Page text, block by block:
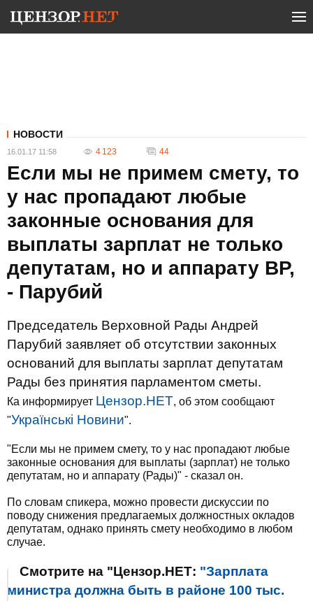
НОВОСТИ
16.01.17 11:58 4 123 44
Если мы не примем смету, то
у нас пропадают любые
законные основания для
выплаты зарплат не только
депутатам, но и аппарату ВР,
- Парубий
Председатель Верховной Рады Андрей
Парубий заявляет об отсутствии законных
оснований для выплаты зарплат депутатам
Рады без принятия парламентом сметы.
Ка информирует Цензор.НЕТ, об этом сообщают
"Українські Новини".
"Если мы не примем смету, то у нас пропадают любые
законные основания для выплаты (зарплат) не только
депутатам, но и аппарату (Рады)" - сказал он.
По словам спикера, можно провести дискуссии по
поводу снижения предлагаемых должностных окладов
депутатам, однако принять смету необходимо в любом
случае.
Смотрите на "Цензор.НЕТ: "Зарплата
министра должна быть в районе 100 тыс.